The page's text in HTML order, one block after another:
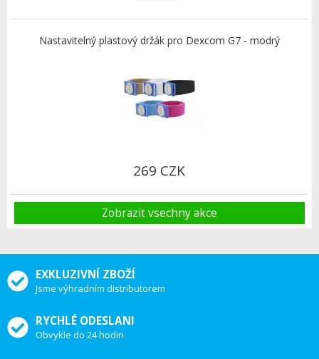
Nastavitelný plastový držák pro Dexcom G7 - modrý
269 CZK
Zobrazit vsechny akce
EXKLUZIVNÍ ZBOŽÍ
Jsme výhradním distributorem
RYCHLÉ ODESLANI
Obvykle do 24 hodin